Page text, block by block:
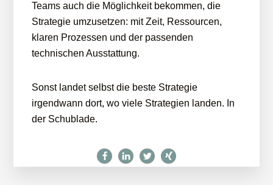
Teams auch die Möglichkeit bekommen, die
Strategie umzusetzen: mit Zeit, Ressourcen,
klaren Prozessen und der passenden
technischen Ausstattung.
Sonst landet selbst die beste Strategie
irgendwann dort, wo viele Strategien landen. In
der Schublade.